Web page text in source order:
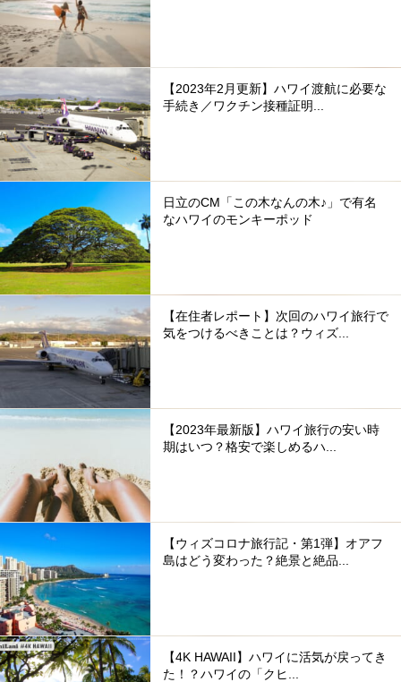
【2023年2月更新】ハワイ渡航に必要な
手続き／ワクチン接種証明...
日立のCM「この木なんの木♪」で有名
なハワイのモンキーポッド
【在住者レポート】次回のハワイ旅行で
気をつけるべきことは？ウィズ...
【2023年最新版】ハワイ旅行の安い時
期はいつ？格安で楽しめるハ...
【ウィズコロナ旅行記・第1弾】オアフ
島はどう変わった？絶景と絶品...
【4K HAWAII】ハワイに活気が戻ってき
た！？ハワイの「クヒ...